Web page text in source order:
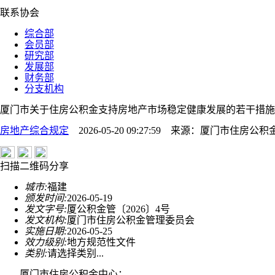
联系协会
综合部
会员部
研究部
发展部
财务部
分支机构
厦门市关于住房公积金支持房地产市场稳定健康发展的若干措施
房地产综合规定 2026-05-20 09:27:59 来源： 厦门市住房公积
扫描二维码分享
城市:福建
颁发时间:2026-05-19
发文字号:厦公积金管〔2026〕4号
发文机构:厦门市住房公积金管理委员会
实施日期:2026-05-25
效力级别:地方规范性文件
类别:请选择类别...